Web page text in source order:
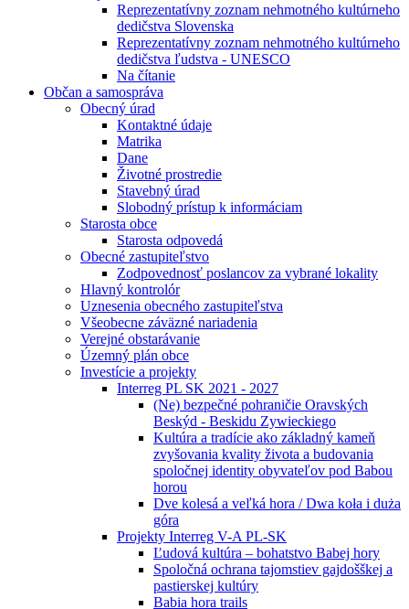
Reprezentatívny zoznam nehmotného kultúrneho
dedičstva Slovenska
Reprezentatívny zoznam nehmotného kultúrneho
dedičstva ľudstva - UNESCO
Na čítanie
Občan a samospráva
Obecný úrad
Kontaktné údaje
Matrika
Dane
Životné prostredie
Stavebný úrad
Slobodný prístup k informáciam
Starosta obce
Starosta odpovedá
Obecné zastupiteľstvo
Zodpovednosť poslancov za vybrané lokality
Hlavný kontrolór
Uznesenia obecného zastupiteľstva
Všeobecne záväzné nariadenia
Verejné obstarávanie
Územný plán obce
Investície a projekty
Interreg PL SK 2021 - 2027
(Ne) bezpečné pohraničie Oravských
Beskýd - Beskidu Zywieckiego
Kultúra a tradície ako základný kameň
zvyšovania kvality života a budovania
spoločnej identity obyvateľov pod Babou
horou
Dve kolesá a veľká hora / Dwa koła i duża
góra
Projekty Interreg V-A PL-SK
Ľudová kultúra – bohatstvo Babej hory
Spoločná ochrana tajomstiev gajdošškej a
pastierskej kultúry
Babia hora trails